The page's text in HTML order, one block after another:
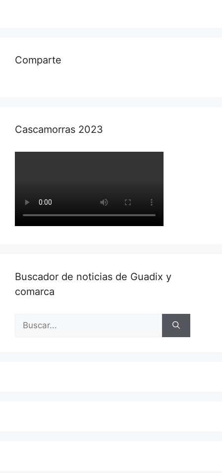
Comparte
Cascamorras 2023
Buscador de noticias de Guadix y
comarca